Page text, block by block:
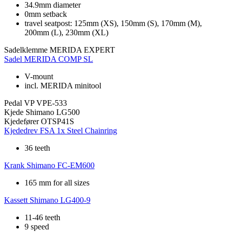
34.9mm diameter
0mm setback
travel seatpost: 125mm (XS), 150mm (S), 170mm (M),
200mm (L), 230mm (XL)
Sadelklemme MERIDA EXPERT
Sadel MERIDA COMP SL
V-mount
incl. MERIDA minitool
Pedal VP VPE-533
Kjede Shimano LG500
Kjedefører OTSP41S
Kjededrev FSA 1x Steel Chainring
36 teeth
Krank Shimano FC-EM600
165 mm for all sizes
Kassett Shimano LG400-9
11-46 teeth
9 speed